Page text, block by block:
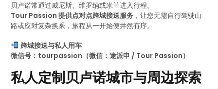
贝卢诺常通过威尼斯、维罗纳或米兰进入行程。
Tour Passion 提供点对点跨城接送服务 ，让您无需自行驾驶山
路或应对复杂换乘，旅程从一开始便井然有序。
跨城接送与私人用车
微信号：tourpassion（微信：途派申 / Tour Passion）
私人定制贝卢诺城市与周边探索